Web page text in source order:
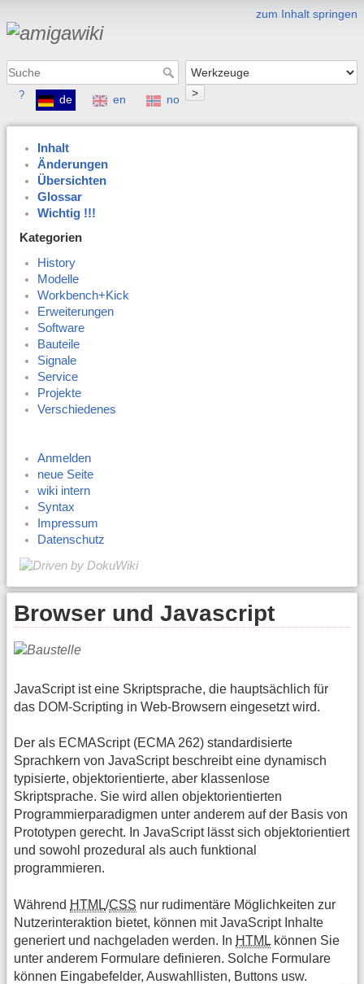
zum Inhalt springen
>
? de en no
Inhalt
Änderungen
Übersichten
Glossar
Wichtig !!!
Kategorien
History
Modelle
Workbench+Kick
Erweiterungen
Software
Bauteile
Signale
Service
Projekte
Verschiedenes
Anmelden
neue Seite
wiki intern
Syntax
Impressum
Datenschutz
Browser und Javascript
JavaScript ist eine Skriptsprache, die hauptsächlich für
das DOM-Scripting in Web-Browsern eingesetzt wird.
Der als ECMAScript (ECMA 262) standardisierte
Sprachkern von JavaScript beschreibt eine dynamisch
typisierte, objektorientierte, aber klassenlose
Skriptsprache. Sie wird allen objektorientierten
Programmierparadigmen unter anderem auf der Basis von
Prototypen gerecht. In JavaScript lässt sich objektorientiert
und sowohl prozedural als auch funktional
programmieren.
Während HTML/CSS nur rudimentäre Möglichkeiten zur
Nutzerinteraktion bietet, können mit JavaScript Inhalte
generiert und nachgeladen werden. In HTML können Sie
unter anderem Formulare definieren. Solche Formulare
können Eingabefelder, Auswahllisten, Buttons usw.